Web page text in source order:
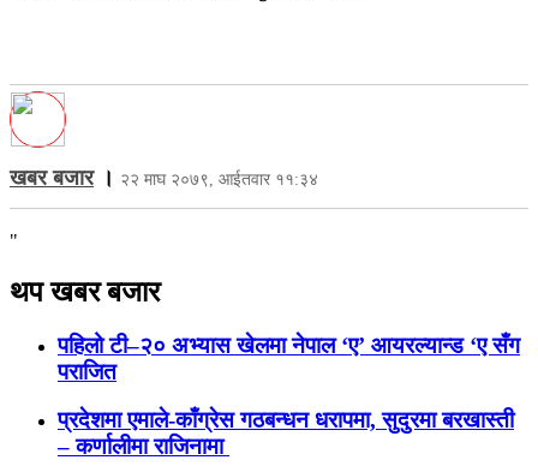
खबर बजार। २२ माघ २०७९, आईतवार ११:३४
"
थप खबर बजार
पहिलो टी–२० अभ्यास खेलमा नेपाल ‘ए’ आयरल्यान्ड ‘ए सँग
पराजित
प्रदेशमा एमाले-काँग्रेस गठबन्धन धरापमा, सुदुरमा बरखास्ती
– कर्णालीमा राजिनामा